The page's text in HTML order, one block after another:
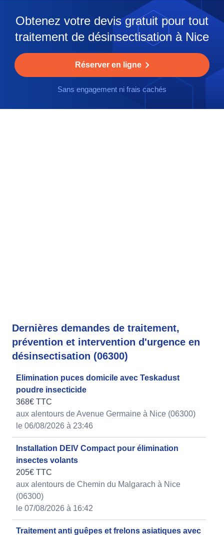
Obtenez votre devis gratuit pour tout
traitement de désinsectisation à Nice
Réserver en ligne
Sans engagement ni frais cachés
Dernières demandes de traitement,
prévention et intervention d'urgence en
désinsectisation (06300)
Elimination puces domicile avec Teskadust
poudre insecticide
368€ TTC
aux alentours de Avenue Germaine à Nice (06300)
le 06/08/2026 à 23:46
Installation DEIV Compact pour élimination
insectes volants
205€ TTC
aux alentours de Chemin du Malgarach à Nice
(06300)
le 07/08/2026 à 16:42
Traitement anti guêpes et frelons asiatiques avec